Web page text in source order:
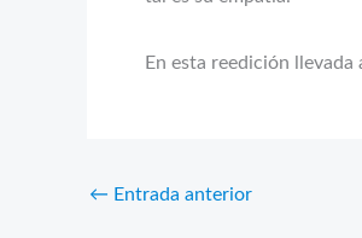
En esta reedición llevada
← Entrada anterior